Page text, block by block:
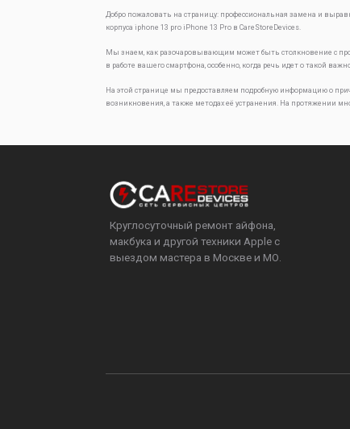
Добро пожаловать на страницу: профессиональная замена и
корпуса iphone 13 pro iPhone 13 Pro в CareStoreDevices.
Мы знаем, как разочаровывающим может быть столкновение с
в работе вашего смартфона, особенно, когда речь идет о такой
На этой странице мы предоставляем подробную информацию о
возникновения, а также методах её устранения. На протяжении
Круглосуточный ремонт айфона,
макбука и другой техники Apple с
выездом мастера в Москве и МО.